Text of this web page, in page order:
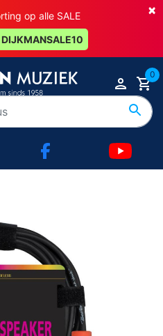
×
op alle SALE
0